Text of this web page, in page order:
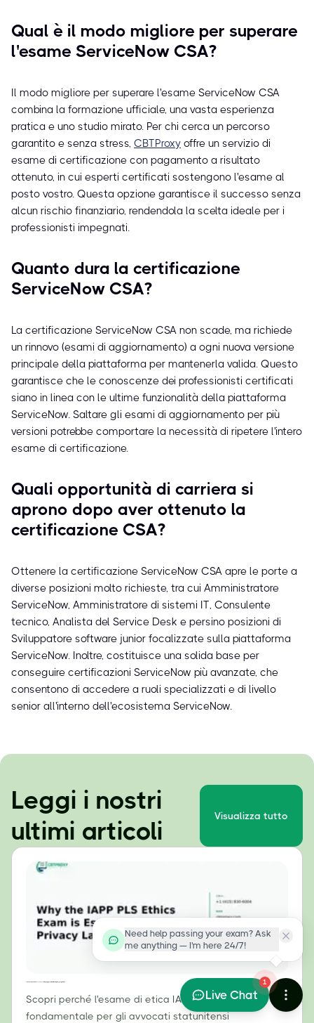
Qual è il modo migliore per superare
l'esame ServiceNow CSA?
Il modo migliore per superare l'esame ServiceNow CSA
combina la formazione ufficiale, una vasta esperienza
pratica e uno studio mirato. Per chi cerca un percorso
garantito e senza stress, CBTProxy offre un servizio di
esame di certificazione con pagamento a risultato
ottenuto, in cui esperti certificati sostengono l'esame al
posto vostro. Questa opzione garantisce il successo senza
alcun rischio finanziario, rendendola la scelta ideale per i
professionisti impegnati.
Quanto dura la certificazione
ServiceNow CSA?
La certificazione ServiceNow CSA non scade, ma richiede
un rinnovo (esami di aggiornamento) a ogni nuova versione
principale della piattaforma per mantenerla valida. Questo
garantisce che le conoscenze dei professionisti certificati
siano in linea con le ultime funzionalità della piattaforma
ServiceNow. Saltare gli esami di aggiornamento per più
versioni potrebbe comportare la necessità di ripetere l'intero
esame di certificazione.
Quali opportunità di carriera si
aprono dopo aver ottenuto la
certificazione CSA?
Ottenere la certificazione ServiceNow CSA apre le porte a
diverse posizioni molto richieste, tra cui Amministratore
ServiceNow, Amministratore di sistemi IT, Consulente
tecnico, Analista del Service Desk e persino posizioni di
Sviluppatore software junior focalizzate sulla piattaforma
ServiceNow. Inoltre, costituisce una solida base per
conseguire certificazioni ServiceNow più avanzate, che
consentono di accedere a ruoli specializzati e di livello
senior all'interno dell'ecosistema ServiceNow.
Leggi i nostri
ultimi articoli
Visualizza tutto
Scopri perché l'esame di etica IAPP PLS è
fondamentale per gli avvocati statunitensi
Need help passing your exam? Ask
me anything — I'm here 24/7!
1
Live Chat